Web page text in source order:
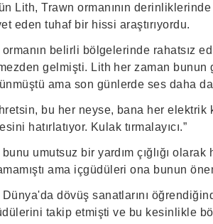
Lith, Trawn ormanının
eden tuhaf bir hissi araştırıyordu.
ormanın belirli bölgelerinde rahatsız
gelmişti. Lith her zaman bunun
ama son günlerde ses daha
bu her neyse, bana her
hatırlatıyor. Kulak tırmalayıcı.”
bunu umutsuz bir yardım çığlığı
ama içgüdüleri ona bunun
Dünya'da dövüş sanatlarını
takip etmişti ve bu kesinlikle